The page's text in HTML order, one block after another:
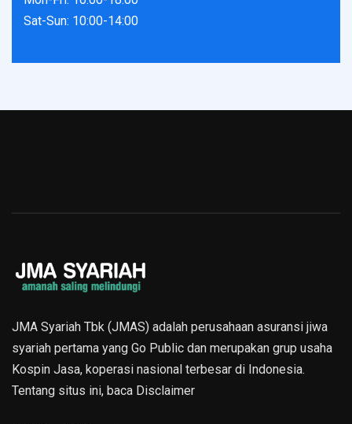
Sat-Sun: 10:00-14:00
JMA Syariah Tbk (JMAS) adalah perusahaan asuransi jiwa
syariah pertama yang Go Public dan merupakan grup usaha
Kospin Jasa, koperasi nasional terbesar di Indonesia.
Tentang situs ini, baca Disclaimer